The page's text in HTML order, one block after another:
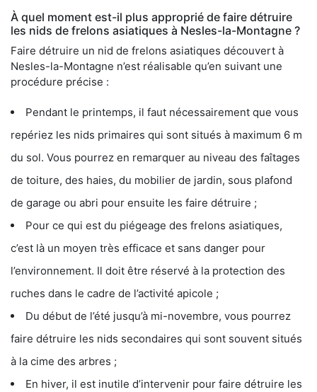
À quel moment est-il plus approprié de faire détruire
les nids de frelons asiatiques à Nesles-la-Montagne ?
Faire détruire un nid de frelons asiatiques découvert à
Nesles-la-Montagne n’est réalisable qu’en suivant une
procédure précise :
Pendant le printemps, il faut nécessairement que vous
repériez les nids primaires qui sont situés à maximum 6 m
du sol. Vous pourrez en remarquer au niveau des faîtages
de toiture, des haies, du mobilier de jardin, sous plafond
de garage ou abri pour ensuite les faire détruire ;
Pour ce qui est du piégeage des frelons asiatiques,
c’est là un moyen très efficace et sans danger pour
l’environnement. Il doit être réservé à la protection des
ruches dans le cadre de l’activité apicole ;
Du début de l’été jusqu’à mi-novembre, vous pourrez
faire détruire les nids secondaires qui sont souvent situés
à la cime des arbres ;
En hiver, il est inutile d’intervenir pour faire détruire les